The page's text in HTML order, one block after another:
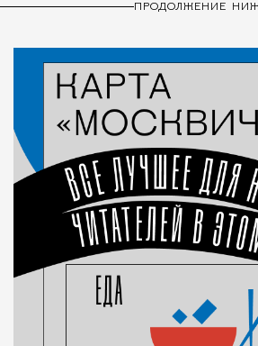
ПРОДОЛЖЕНИЕ